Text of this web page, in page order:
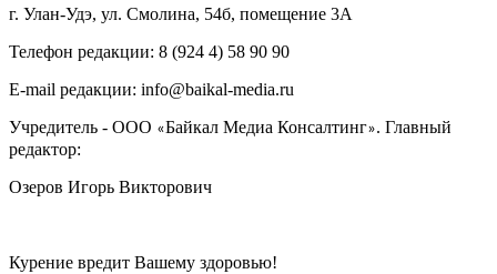
г. Улан-Удэ, ул. Смолина, 54б, помещение 3А
Телефон редакции: ‎‎8 (924 4) 58 90 90
E-mail редакции: info@baikal-media.ru
Учредитель - ООО «Байкал Медиа Консалтинг». Главный
редактор:
Озеров Игорь Викторович
Курение вредит Вашему здоровью!